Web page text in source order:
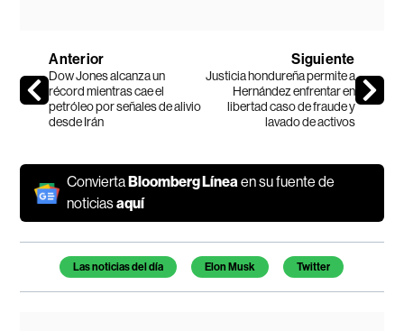
Anterior
Dow Jones alcanza un
récord mientras cae el
petróleo por señales de alivio
desde Irán
Siguiente
Justicia hondureña permite a
Hernández enfrentar en
libertad caso de fraude y
lavado de activos
Convierta Bloomberg Líneaen su fuente de
noticiasaquí
Temas de este artículo
Las noticias del día Elon Musk Twitter